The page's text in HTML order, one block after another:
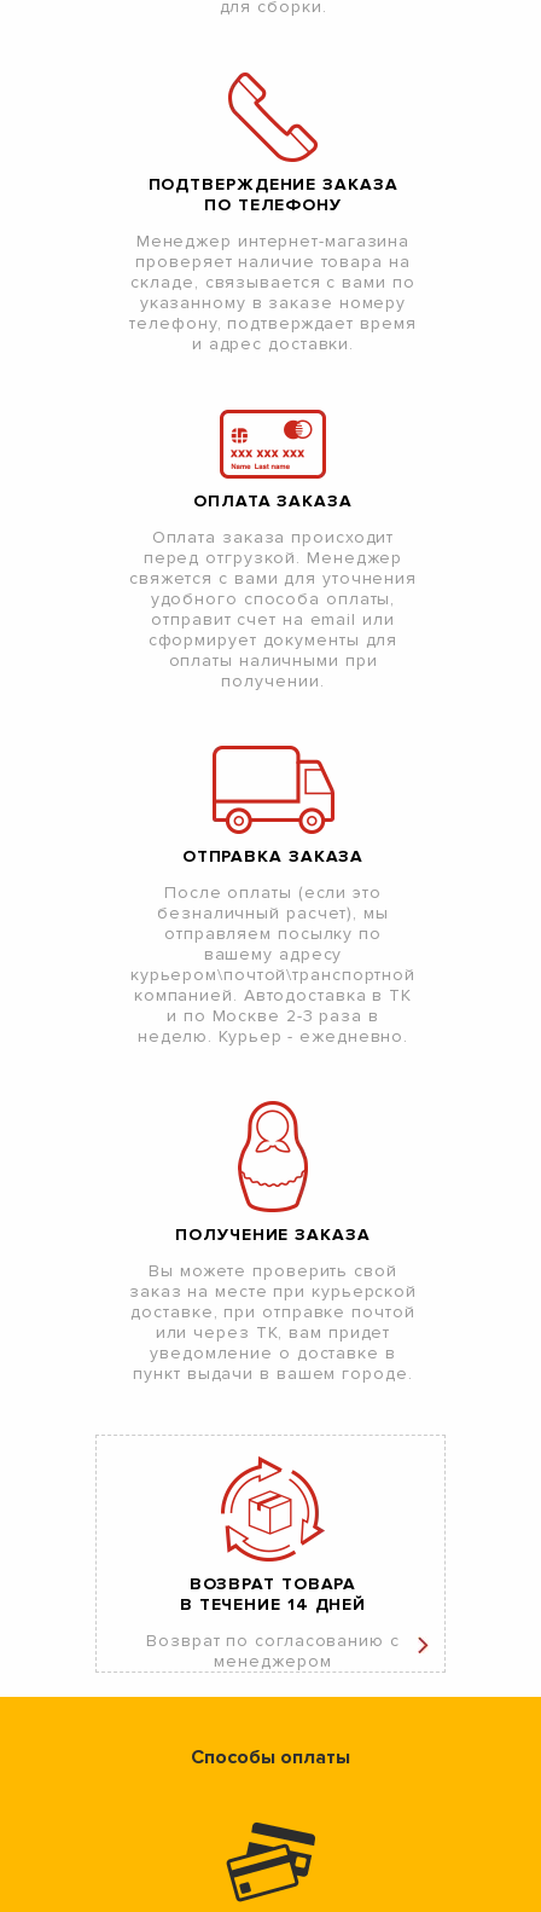
для сборки.
ПОДТВЕРЖДЕНИЕ ЗАКАЗА
ПО ТЕЛЕФОНУ
Менеджер интернет-магазина
проверяет наличие товара на
складе, связывается с вами по
указанному в заказе номеру
телефону, подтверждает время
и адрес доставки.
ОПЛАТА ЗАКАЗА
Оплата заказа происходит
перед отгрузкой. Менеджер
свяжется с вами для уточнения
удобного способа оплаты,
отправит счет на email или
сформирует документы для
оплаты наличными при
получении.
ОТПРАВКА ЗАКАЗА
После оплаты (если это
безналичный расчет), мы
отправляем посылку по
вашему адресу
курьером\почтой\транспортной
компанией. Автодоставка в ТК
и по Москве 2-3 раза в
неделю. Курьер - ежедневно.
ПОЛУЧЕНИЕ ЗАКАЗА
Вы можете проверить свой
заказ на месте при курьерской
доставке, при отправке почтой
или через ТК, вам придет
уведомление о доставке в
пункт выдачи в вашем городе.
ВОЗВРАТ ТОВАРА
В ТЕЧЕНИЕ 14 ДНЕЙ
Возврат по согласованию с
менеджером
Способы оплаты